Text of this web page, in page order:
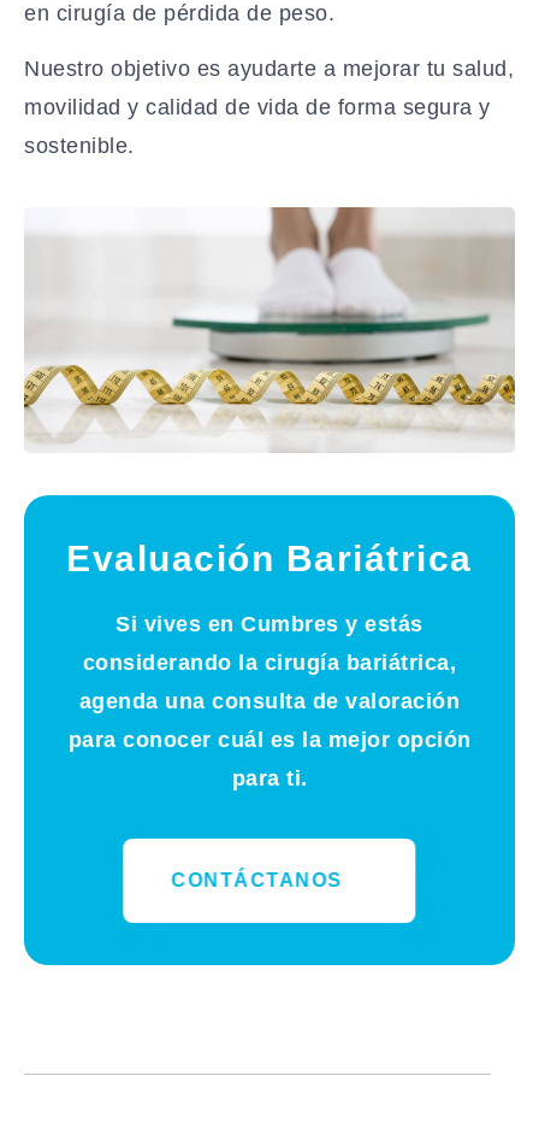
en cirugía de pérdida de peso.
Nuestro objetivo es ayudarte a mejorar tu salud,
movilidad y calidad de vida de forma segura y
sostenible.
Evaluación Bariátrica
Si vives enCumbres y estás
considerando la cirugía bariátrica,
agenda una consulta de valoración
para conocer cuál es la mejor opción
para ti.
CONTÁCTANOS